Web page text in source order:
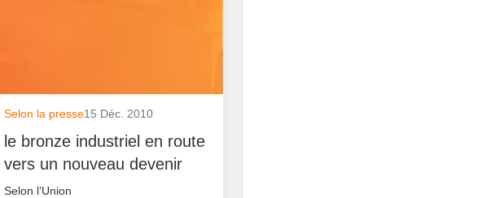
Selon la presse15 Déc. 2010
le bronze industriel en route
vers un nouveau devenir
Selon l’Union